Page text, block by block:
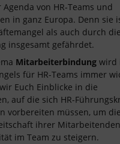
von HR-Teams und
in ganz Europa. Denn sie
als auch durch
insgesamt gefährdet.
Mitarbeiterbindung wird
für HR-Teams immer
Euch Einblicke in die
auf die sich HR-
vorbereiten müssen, um
ihrer
im Team zu steigern.